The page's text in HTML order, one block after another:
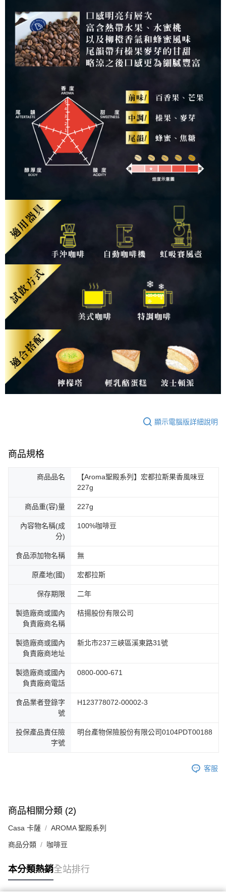
顯示電腦版詳細說明
商品規格
商品品名
【Aroma聖殿系列】宏都拉斯果香風味豆
227g
商品重(容)量 227g
內容物名稱(成
分)
100%咖啡豆
食品添加物名稱 無
原產地(國) 宏都拉斯
保存期限 二年
製造廠商或國內
負責廠商名稱
桔揚股份有限公司
製造廠商或國內
負責廠商地址
新北市237三峽區溪東路31號
製造廠商或國內
負責廠商電話
0800-000-671
食品業者登錄字
號
H123778072-00002-3
投保產品責任險
字號
明台產物保險股份有限公司0104PDT00188
客服
商品相關分類 (2)
Casa 卡薩 AROMA 聖殿系列
商品分類 咖啡豆
本分類熱銷全站排行